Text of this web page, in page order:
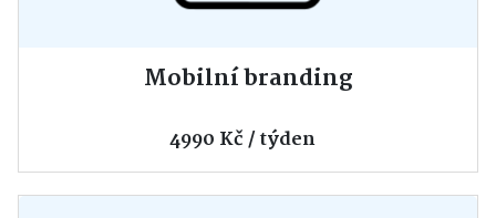
Mobilní branding
4990 Kč / týden